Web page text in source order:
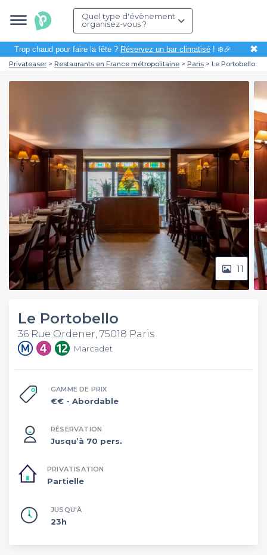
Quel type d'évènement
organisez-vous ?
Trop chaud pour faire la fête ? Réservez un bar climatisé! ❄️🎉 ✖
Privateaser Restaurants en France métropolitaine Paris Le Portobello
11
Le Portobello
36 Rue Ordener, 75018 Paris
Marcadet
GAMME DE PRIX
€€ - Abordable
RÉSERVATION
Jusqu’à 70 pers.
PRIVATISATION
Partielle
JUSQU'À
23h